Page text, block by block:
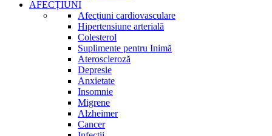
AFECȚIUNI
Afecțiuni cardiovasculare
Hipertensiune arterială
Colesterol
Suplimente pentru Inimă
Ateroscleroză
Depresie
Anxietate
Insomnie
Migrene
Alzheimer
Cancer